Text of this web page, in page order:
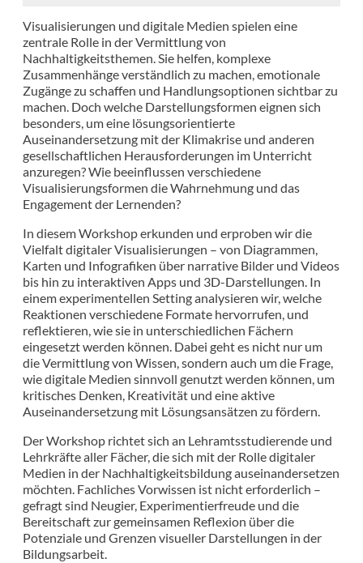
Visualisierungen und digitale Medien spielen eine
zentrale Rolle in der Vermittlung von
Nachhaltigkeitsthemen. Sie helfen, komplexe
Zusammenhänge verständlich zu machen, emotionale
Zugänge zu schaffen und Handlungsoptionen sichtbar zu
machen. Doch welche Darstellungsformen eignen sich
besonders, um eine lösungsorientierte
Auseinandersetzung mit der Klimakrise und anderen
gesellschaftlichen Herausforderungen im Unterricht
anzuregen? Wie beeinflussen verschiedene
Visualisierungsformen die Wahrnehmung und das
Engagement der Lernenden?
In diesem Workshop erkunden und erproben wir die
Vielfalt digitaler Visualisierungen – von Diagrammen,
Karten und Infografiken über narrative Bilder und Videos
bis hin zu interaktiven Apps und 3D-Darstellungen. In
einem experimentellen Setting analysieren wir, welche
Reaktionen verschiedene Formate hervorrufen, und
reflektieren, wie sie in unterschiedlichen Fächern
eingesetzt werden können. Dabei geht es nicht nur um
die Vermittlung von Wissen, sondern auch um die Frage,
wie digitale Medien sinnvoll genutzt werden können, um
kritisches Denken, Kreativität und eine aktive
Auseinandersetzung mit Lösungsansätzen zu fördern.
Der Workshop richtet sich an Lehramtsstudierende und
Lehrkräfte aller Fächer, die sich mit der Rolle digitaler
Medien in der Nachhaltigkeitsbildung auseinandersetzen
möchten. Fachliches Vorwissen ist nicht erforderlich –
gefragt sind Neugier, Experimentierfreude und die
Bereitschaft zur gemeinsamen Reflexion über die
Potenziale und Grenzen visueller Darstellungen in der
Bildungsarbeit.